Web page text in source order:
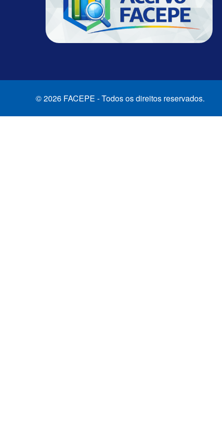
© 2026 FACEPE - Todos os direitos reservados.